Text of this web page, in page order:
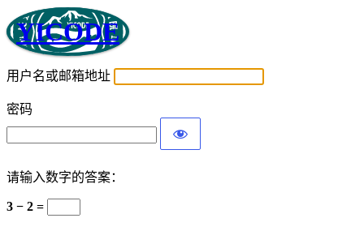
YICODE
用户名或邮箱地址
密码
请输入数字的答案：
3 − 2 =